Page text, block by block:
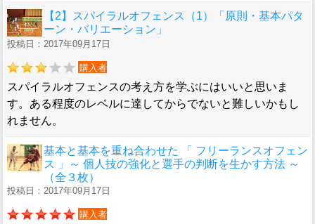
【2】スパイラルオフェンス（1）「原則・基本パタ
ーン・バリエーション」
投稿日：2017年09月17日
購入者
スパイラルオフェンスの考え方を学ぶにはいいと思いま
す。ある程度のレベルに達してからでないと難しいかもし
れません。
基本と基本を重ね合わせた 「 フリーランスオフェン
ス 」～ 個人技の強化と選手の判断を生かす方法 ～
（全３枚）
投稿日：2017年09月17日
購入者